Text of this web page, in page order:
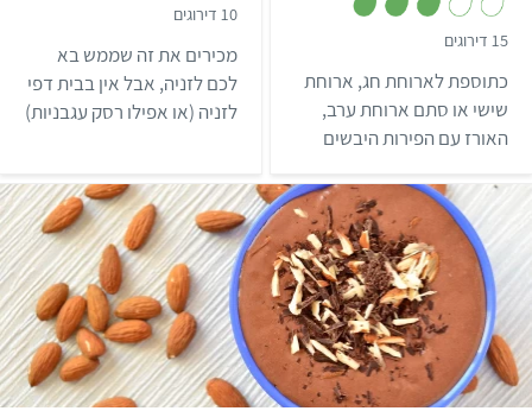
15 דירוגים
.
1
מ
ת
ו
כתוספת לארוחת חג, ארוחת
שישי או סתם ארוחת ערב,
האורז עם הפירות היבשים
10 דירוגים
.
6
מ
ת
ו
מכירים את זה שממש בא
לכם לזניה, אבל אין בבית דפי
לזניה (או אפילו רסק עגבניות)
הפשוטה והמדהימה הזו,
שעשויה מירקות קלויים
במקום דפי לזניה, רוטב
עגבניות שהתבשל שעה כדי
להצטמצם ולקבל את כל
הטעמים שצריך, פסטו
כוסברה טרי, גבינת קשיו
שקדים ביתית ובצלים
קל